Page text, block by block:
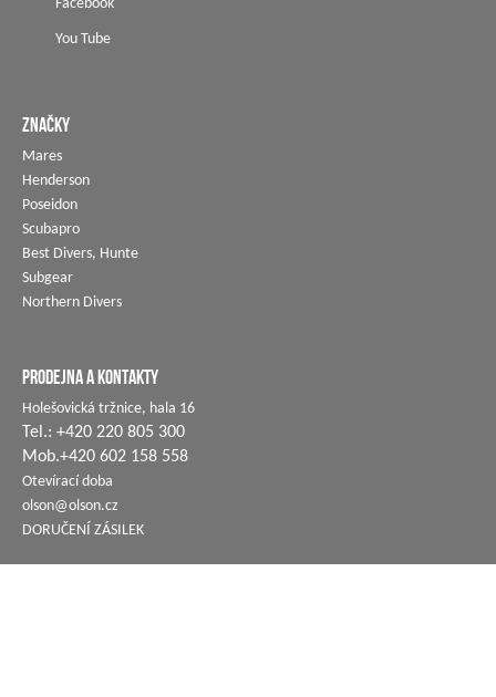
Facebook
You Tube
ZNAČKY
Mares
Henderson
Poseidon
Scubapro
Best Divers, Hunte
Subgear
Northern Divers
PRODEJNA A KONTAKTY
Holešovická tržnice, hala 16
Tel.: +420 220 805 300
Mob.+420 602 158 558
Otevírací doba
olson@olson.cz
DORUČENÍ ZÁSILEK